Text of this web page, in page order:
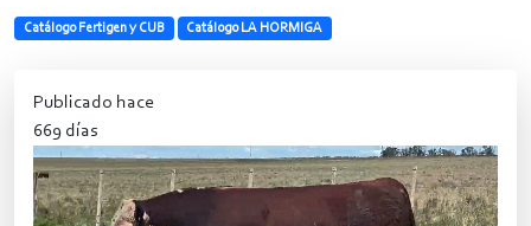
Catálogo Fertigen y CUB Catálogo LA HORMIGA
Publicado hace
669 días